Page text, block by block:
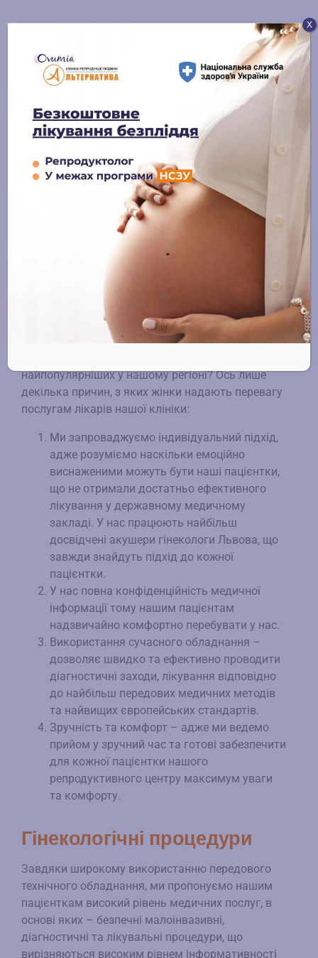
Отже, жінці варто обов’язково записатися до
при порушеннях менструального циклу;
при зміні характеру виділень або кровотечі,
що не збігається з настанням менструації;
при найменших підозрах на розвиток
інфекційних захворювань – виникненні болю,
свербежу та печіння в області статевих;
при плануванні вагітності;
для профілактичного огляду – 1-2 рази
Де працюють кращі
гінекологи у Львові?
Дещо переформулюємо запитання: чому жінки
все частіше прагнуть звернутися до приватного
лікаря гінеколога у Львові, а пошуковий запит
найпопулярніших у нашому регіоні? Ось лише
декілька причин, з яких жінки надають перевагу
послугам лікарів нашої клініки:
Ми запроваджуємо індивідуальний підхід,
адже розуміємо наскільки емоційно
виснаженими можуть бути наші пацієнтки,
що не отримали достатньо ефективного
лікування у державному медичному
закладі. У нас працюють найбільш
досвідчені акушери гінекологи Львова, що
завжди знайдуть підхід до кожної
пацієнтки.
У нас повна конфіденційність медичної
інформації тому нашим пацієнтам
надзвичайно комфортно перебувати у нас.
Використання сучасного обладнання –
дозволяє швидко та ефективно проводити
діагностичні заходи, лікування відповідно
до найбільш передових медичних методів
та найвищих європейських стандартів.
Зручність та комфорт – адже ми ведемо
прийом у зручний час та готові забезпечити
для кожної пацієнтки нашого
репродуктивного центру максимум уваги
та комфорту.
Гінекологічні процедури
Завдяки широкому використанню передового
технічного обладнання, ми пропонуємо нашим
пацієнткам високий рівень медичних послуг, в
основі яких – безпечні малоінвазивні,
діагностичні та лікувальні процедури, що
вирізняються високим рівнем інформативності
Х